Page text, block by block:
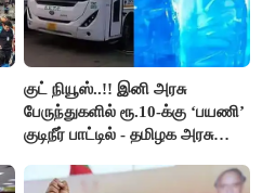
குட் நியூஸ்..!! இனி அரசு
பேருந்துகளில் ரூ.10-க்கு ‘பயணி’
குடிநீர் பாட்டில் - தமிழக அரசு